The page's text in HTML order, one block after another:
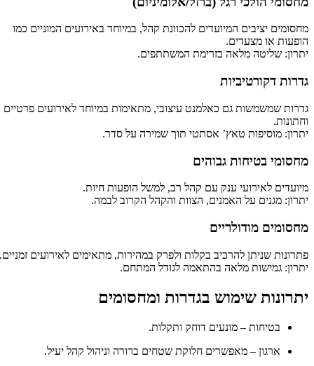
מחסומים יציבים המיועדים להכוונת קהל, במיוחד באירועים המוניים כמו
הופעות או מצעדים.
יתרון: שליטה מלאה בזרימת המשתתפים.
גדרות דקורטיביות
גדרות שמשמשות גם כאלמנט עיצובי, מתאימות במיוחד לאירועים פרטיים
וחתונות.
יתרון: מוסיפות טאץ’ אסתטי תוך שמירה על סדר.
מחסומי בטיחות גבוהים
מיועדים לאירועי ענק עם קהל רב, למשל הופעות חיות.
יתרון: מגנים על האמנים, הצוות והקהל הקרוב לבמה.
מחסומים מודולריים
פתרונות שניתן להרכיב בקלות ולפרק במהירות, מתאימים לאירועים זמניים.
יתרון: גמישות מלאה בהתאמה לגודל המתחם.
יתרונות שימוש בגדרות ומחסומים
בטיחות – מונעים דוחק ותקלות.
ארגון – מאפשרים חלוקת שטחים ברורה וניהול קהל יעיל.